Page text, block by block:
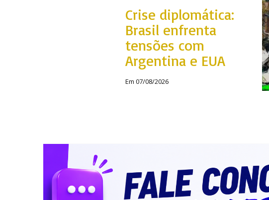
Crise diplomática:
Brasil enfrenta
tensões com
Argentina e EUA
Em 07/08/2026